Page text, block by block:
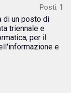
Posti: 1
di un posto di
triennale e
per il
e